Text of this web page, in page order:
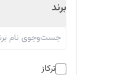
برند
ترکاز